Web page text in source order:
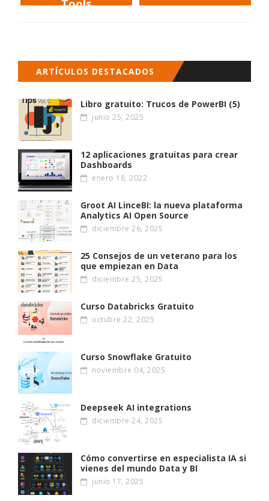
Tools
ARTÍCULOS DESTACADOS
Libro gratuito: Trucos de PowerBI (5)
junio 25, 2025
12 aplicaciones gratuitas para crear
Dashboards
enero 18, 2022
Groot AI LinceBI: la nueva plataforma
Analytics AI Open Source
diciembre 26, 2025
25 Consejos de un veterano para los
que empiezan en Data
diciembre 25, 2025
Curso Databricks Gratuito
octubre 22, 2025
Curso Snowflake Gratuito
noviembre 04, 2025
Deepseek AI integrations
diciembre 24, 2025
Cómo convertirse en especialista IA si
vienes del mundo Data y BI
junio 17, 2025